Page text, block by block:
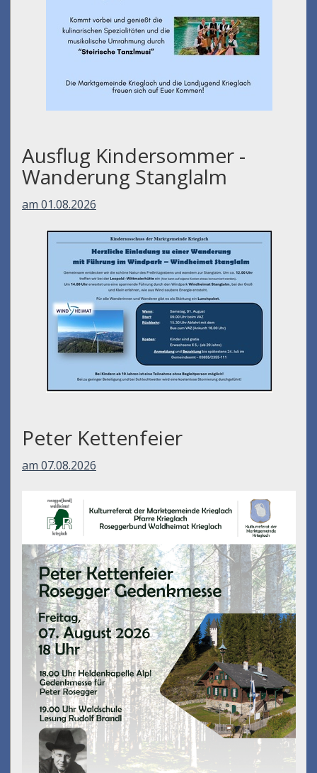
Ausflug Kindersommer -
Wanderung Stanglalm
am 01.08.2026
Peter Kettenfeier
am 07.08.2026